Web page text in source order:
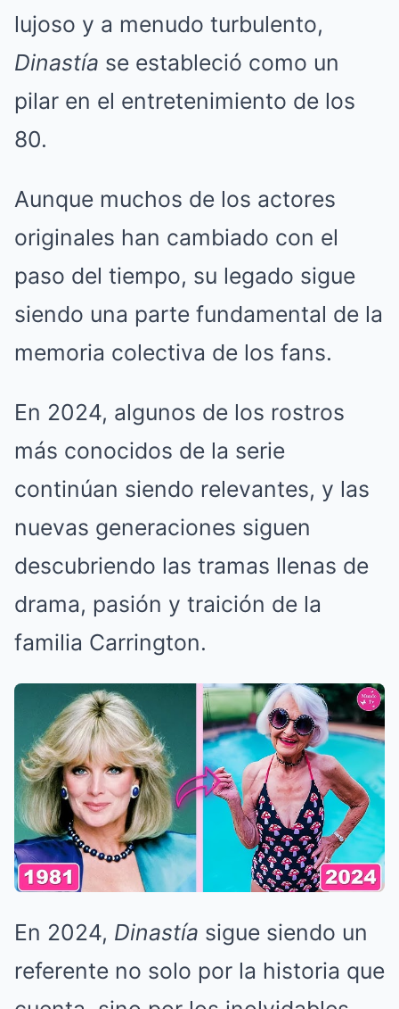
lujoso y a menudo turbulento,
Dinastía se estableció como un
pilar en el entretenimiento de los
80.
Aunque muchos de los actores
originales han cambiado con el
paso del tiempo, su legado sigue
siendo una parte fundamental de la
memoria colectiva de los fans.
En 2024, algunos de los rostros
más conocidos de la serie
continúan siendo relevantes, y las
nuevas generaciones siguen
descubriendo las tramas llenas de
drama, pasión y traición de la
familia Carrington.
En 2024, Dinastía sigue siendo un
referente no solo por la historia que